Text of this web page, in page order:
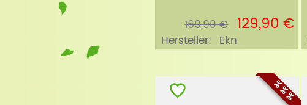
169,90 € 129,90 €
Hersteller: Ekn
% % %